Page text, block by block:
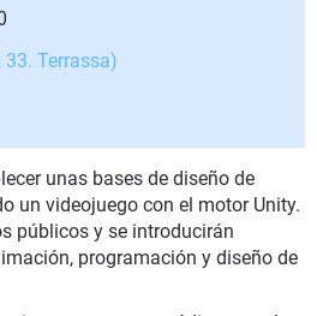
Terrassa)
unas bases de diseño de
un videojuego con el motor Unity.
públicos y se introducirán
programación y diseño de